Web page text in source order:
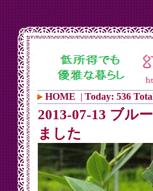
HOME | Today: 536
2013-07-13 ブル
ました